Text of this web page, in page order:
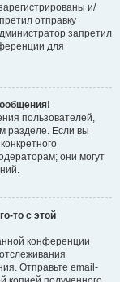
и/
отправку
запретил
для
пользователей,
разделе. Если вы
они могут
то с этой
конференции
Отправьте email-